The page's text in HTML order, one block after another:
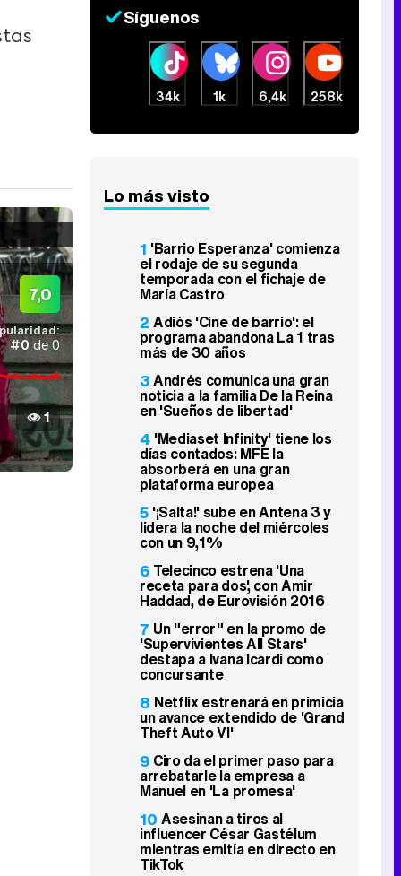
7,0
#0 de 0
1
Síguenos
34k 1k 6,4k 258k
Lo más visto
1 'Barrio Esperanza' comienza
el rodaje de su segunda
temporada con el fichaje de
María Castro
2 Adiós 'Cine de barrio': el
programa abandona La 1 tras
más de 30 años
3Andrés comunica una gran
noticia a la familia De la Reina
en 'Sueños de libertad'
4 'Mediaset Infinity' tiene los
días contados: MFE la
absorberá en una gran
plataforma europea
5 '¡Salta!' sube en Antena 3 y
lidera la noche del miércoles
con un 9,1%
6 Telecinco estrena 'Una
receta para dos', con Amir
Haddad, de Eurovisión 2016
7 Un "error" en la promo de
'Supervivientes All Stars'
destapa a Ivana Icardi como
concursante
8 Netflix estrenará en primicia
un avance extendido de 'Grand
Theft Auto VI'
9 Ciro da el primer paso para
arrebatarle la empresa a
Manuel en 'La promesa'
10 Asesinan a tiros al
influencer César Gastélum
mientras emitía en directo en
TikTok